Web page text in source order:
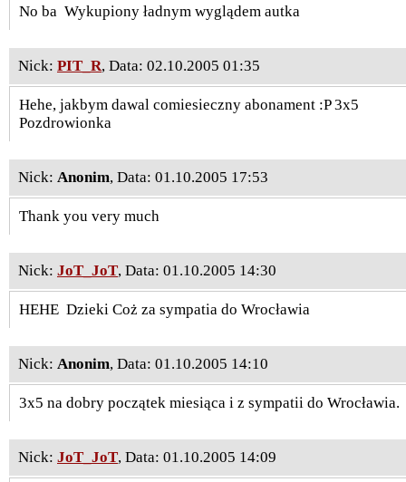
No ba Wykupiony ładnym wyglądem autka
Nick: PIT_R, Data: 02.10.2005 01:35
Hehe, jakbym dawal comiesieczny abonament :P 3x5
Pozdrowionka
Nick: Anonim, Data: 01.10.2005 17:53
Thank you very much
Nick: JoT_JoT, Data: 01.10.2005 14:30
HEHE Dzieki Coż za sympatia do Wrocławia
Nick: Anonim, Data: 01.10.2005 14:10
3x5 na dobry początek miesiąca i z sympatii do Wrocławia.
Nick: JoT_JoT, Data: 01.10.2005 14:09